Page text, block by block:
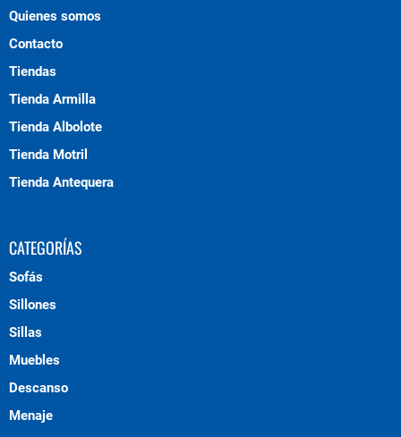
Quienes somos
Contacto
Tiendas
Tienda Armilla
Tienda Albolote
Tienda Motril
Tienda Antequera
CATEGORÍAS
Sofás
Sillones
Sillas
Muebles
Descanso
Menaje